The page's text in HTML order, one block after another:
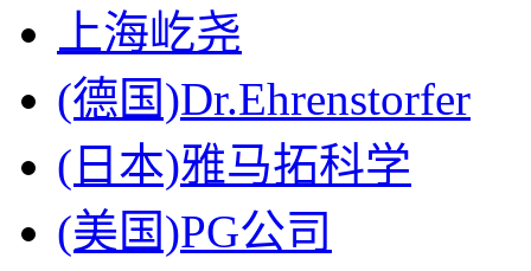
上海屹尧
(德国)Dr.Ehrenstorfer
(日本)雅马拓科学
(美国)PG公司